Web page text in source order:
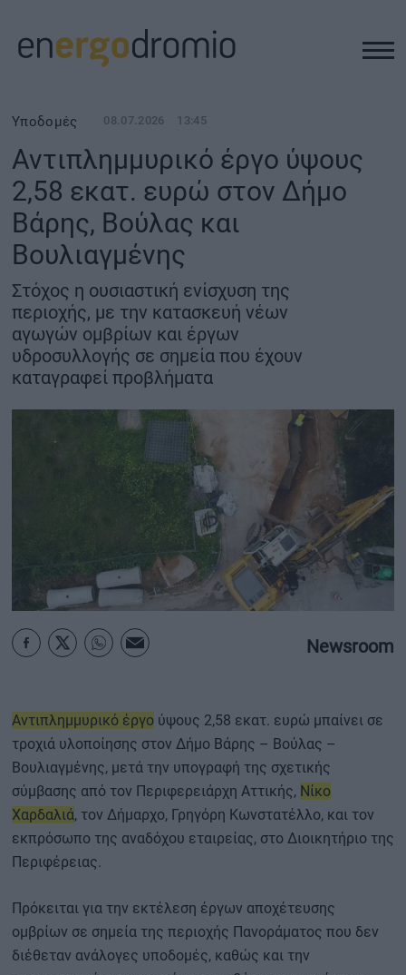
ΥΠΟΔΟΜΕΣ
REAL ESTATE
ΠΕΡΙΒΑΛΛΟΝ
ΕΝΕΡΓΕΙΑ
ΜΕΤΑΦΟΡΕΣ - ΗΛΕΚΤΡΟΚΙΝΗΣΗ
ΨΗΦΙΑΚΟΣ ΚΟΣΜΟΣ
ΟΙΚΟΝΟΜΙΑ - ΕΠΙΧΕΙΡΗΣΕΙΣ
MY PROPERTY
ΚΑΡΑΜΠΟΛΕΣ
Υποδομές 08.07.2026 13:45
Αντιπλημμυρικό έργο ύψους
2,58 εκατ. ευρώ στον Δήμο
Βάρης, Βούλας και
Βουλιαγμένης
Στόχος η ουσιαστική ενίσχυση της
περιοχής, με την κατασκευή νέων
αγωγών ομβρίων και έργων
υδροσυλλογής σε σημεία που έχουν
καταγραφεί προβλήματα
Newsroom
Αντιπλημμυρικό έργο ύψους 2,58 εκατ. ευρώ μπαίνει σε
τροχιά υλοποίησης στον Δήμο Βάρης – Βούλας –
Βουλιαγμένης, μετά την υπογραφή της σχετικής
σύμβασης από τον Περιφερειάρχη Αττικής, Νίκο
Χαρδαλιά, τον Δήμαρχο, Γρηγόρη Κωνστατέλλο, και τον
εκπρόσωπο της αναδόχου εταιρείας, στο Διοικητήριο της
Περιφέρειας.
Πρόκειται για την εκτέλεση έργων αποχέτευσης
ομβρίων σε σημεία της περιοχής Πανοράματος που δεν
διέθεταν ανάλογες υποδομές, καθώς και την